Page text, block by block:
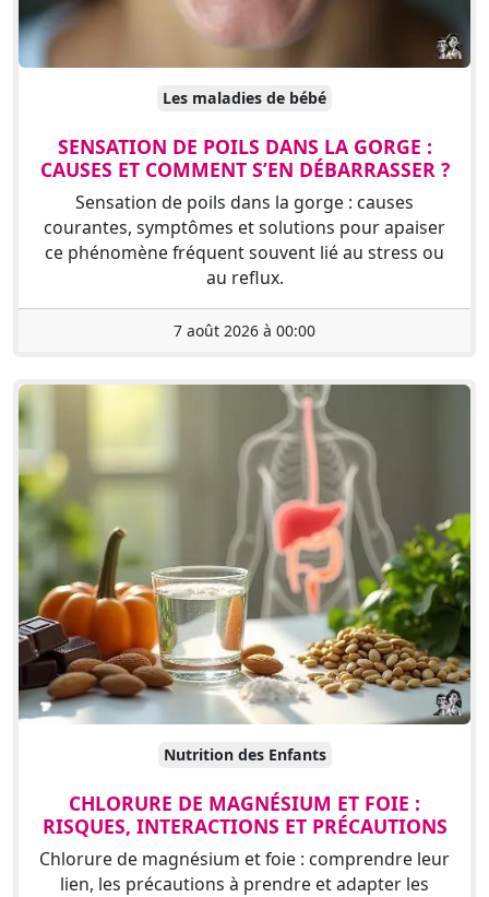
Les maladies de bébé
SENSATION DE POILS DANS LA GORGE :
CAUSES ET COMMENT S’EN DÉBARRASSER ?
Sensation de poils dans la gorge : causes
courantes, symptômes et solutions pour apaiser
ce phénomène fréquent souvent lié au stress ou
au reflux.
7 août 2026 à 00:00
Nutrition des Enfants
CHLORURE DE MAGNÉSIUM ET FOIE :
RISQUES, INTERACTIONS ET PRÉCAUTIONS
Chlorure de magnésium et foie : comprendre leur
lien, les précautions à prendre et adapter les